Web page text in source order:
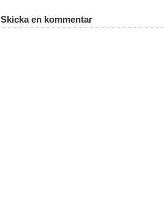
Skicka en kommentar